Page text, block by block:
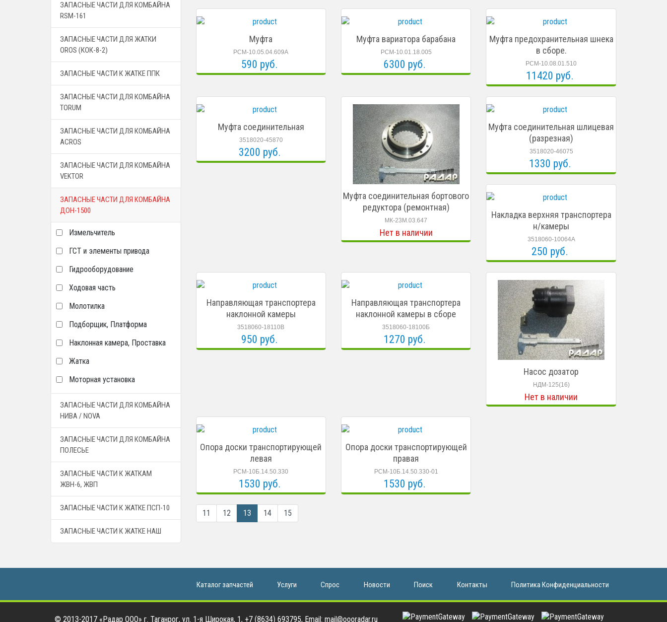
ЗАПАСНЫЕ ЧАСТИ ДЛЯ КОМБАЙНА
RSM-161
ЗАПАСНЫЕ ЧАСТИ ДЛЯ ЖАТКИ
OROS (КОК-8-2)
ЗАПАСНЫЕ ЧАСТИ К ЖАТКЕ ППК
ЗАПАСНЫЕ ЧАСТИ ДЛЯ КОМБАЙНА
TORUM
ЗАПАСНЫЕ ЧАСТИ ДЛЯ КОМБАЙНА
ACROS
ЗАПАСНЫЕ ЧАСТИ ДЛЯ КОМБАЙНА
VEKTOR
ЗАПАСНЫЕ ЧАСТИ ДЛЯ КОМБАЙНА
ДОН-1500
Измельчитель
ГСТ и элементы привода
Гидрооборудование
Ходовая часть
Молотилка
Подборщик, Платформа
Наклонная камера, Проставка
Жатка
Моторная установка
ЗАПАСНЫЕ ЧАСТИ ДЛЯ КОМБАЙНА
НИВА / NOVA
ЗАПАСНЫЕ ЧАСТИ ДЛЯ КОМБАЙНА
ПОЛЕСЬЕ
ЗАПАСНЫЕ ЧАСТИ К ЖАТКАМ
ЖВН-6, ЖВП
ЗАПАСНЫЕ ЧАСТИ К ЖАТКЕ ПСП-10
ЗАПАСНЫЕ ЧАСТИ К ЖАТКЕ НАШ
Муфта
РСМ-10.05.04.609А
590 руб.
Муфта вариатора барабана
РСМ-10.01.18.005
6300 руб.
Муфта предохранительная шнека
в сборе.
РСМ-10.08.01.510
11420 руб.
Муфта соединительная
3518020-45870
3200 руб.
Муфта соединительная бортового
редуктора (ремонтная)
МК-23М.03.647
Нет в наличии
Муфта соединительная шлицевая
(разрезная)
3518020-46075
1330 руб.
Накладка верхняя транспортера
н/камеры
3518060-10064А
250 руб.
Направляющая транспортера
наклонной камеры
3518060-18110В
950 руб.
Направляющая транспортера
наклонной камеры в сборе
3518060-18100Б
1270 руб.
Насос дозатор
НДМ-125(16)
Нет в наличии
Опора доски транспортирующей
левая
РСМ-10Б.14.50.330
1530 руб.
Опора доски транспортирующей
правая
РСМ-10Б.14.50.330-01
1530 руб.
11 12 13 14 15
Каталог запчастей Услуги Спрос Новости Поиск Контакты Политика Конфиденциальности
© 2013-2017 «Радар ООО» г. Таганрог, ул. 1-я Широкая, 1, +7 (8634) 693795, Email: mail@oooradar.ru